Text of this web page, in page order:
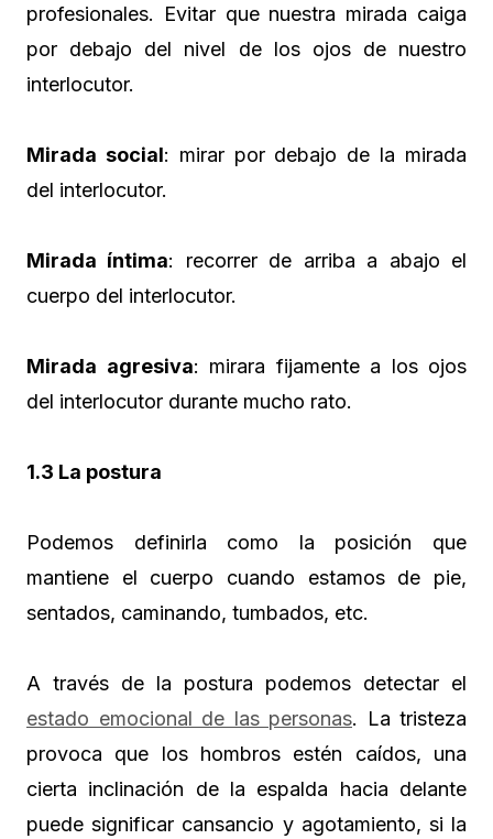
profesionales. Evitar que nuestra mirada caiga
por debajo del nivel de los ojos de nuestro
interlocutor.
Mirada social: mirar por debajo de la mirada
del interlocutor.
Mirada íntima: recorrer de arriba a abajo el
cuerpo del interlocutor.
Mirada agresiva: mirara fijamente a los ojos
del interlocutor durante mucho rato.
1.3 La postura
Podemos definirla como la posición que
mantiene el cuerpo cuando estamos de pie,
sentados, caminando, tumbados, etc.
A través de la postura podemos detectar el
estado emocional de las personas. La tristeza
provoca que los hombros estén caídos, una
cierta inclinación de la espalda hacia delante
puede significar cansancio y agotamiento, si la